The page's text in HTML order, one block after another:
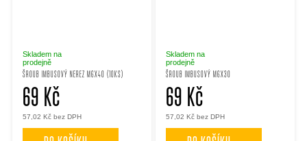
ŠROUB IMBUSOVÝ NEREZ M6X40 (10KS)
Skladem na
prodejně
57,02 Kč bez DPH
69 Kč
ŠROUB IMBUSOVÝ M6X30
Skladem na
prodejně
57,02 Kč bez DPH
69 Kč